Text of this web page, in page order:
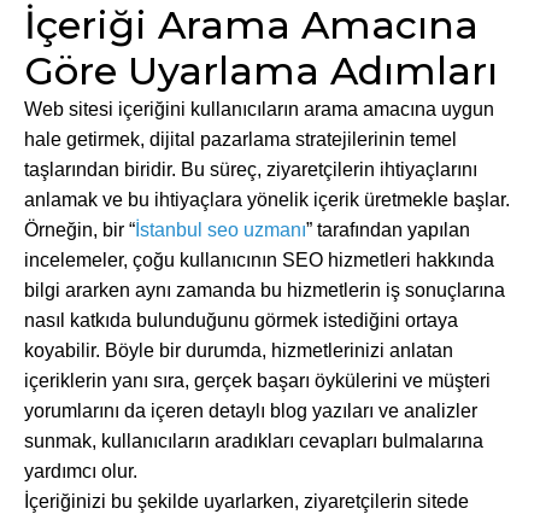
İçeriği Arama Amacına
Göre Uyarlama Adımları
Web sitesi içeriğini kullanıcıların arama amacına uygun
hale getirmek, dijital pazarlama stratejilerinin temel
taşlarından biridir. Bu süreç, ziyaretçilerin ihtiyaçlarını
anlamak ve bu ihtiyaçlara yönelik içerik üretmekle başlar.
Örneğin, bir “ İstanbul seo uzmanı” tarafından yapılan
incelemeler, çoğu kullanıcının SEO hizmetleri hakkında
bilgi ararken aynı zamanda bu hizmetlerin iş sonuçlarına
nasıl katkıda bulunduğunu görmek istediğini ortaya
koyabilir. Böyle bir durumda, hizmetlerinizi anlatan
içeriklerin yanı sıra, gerçek başarı öykülerini ve müşteri
yorumlarını da içeren detaylı blog yazıları ve analizler
sunmak, kullanıcıların aradıkları cevapları bulmalarına
yardımcı olur.
İçeriğinizi bu şekilde uyarlarken, ziyaretçilerin sitede